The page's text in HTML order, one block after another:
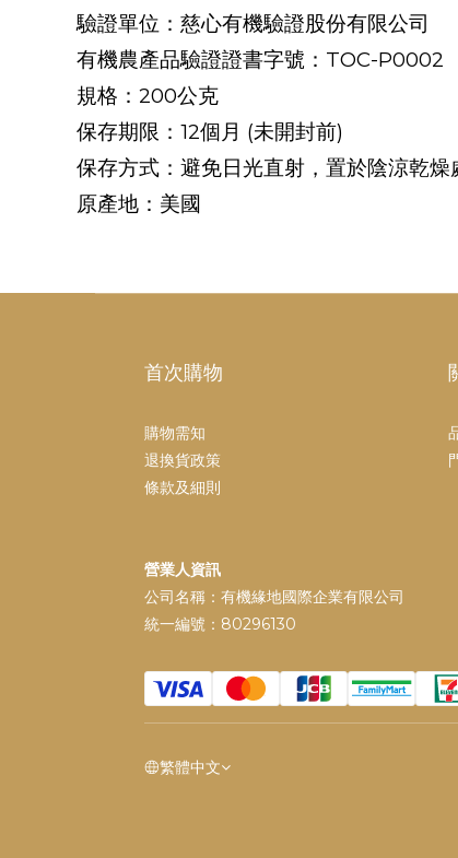
驗證單位：慈心有機驗證股份有限公司
有機農產品驗證證書字號： TOC-P0002
規格： 200公克
保存期限： 12個月 (未開封前)
保存方式：避免日光直射，置於陰涼乾
原產地：美國
首次購物
購物需知
退換貨政策
條款及細則
營業人資訊
公司名稱：有機緣地國際企業有限公司
統一編號：80296130
繁體中文